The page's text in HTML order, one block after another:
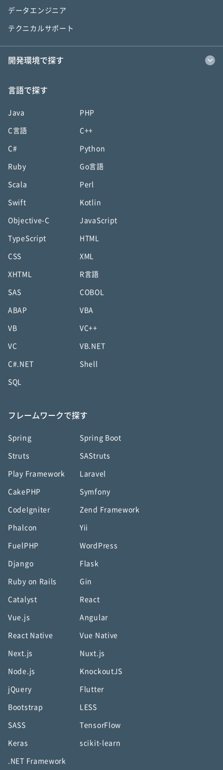
データエンジニア
テクニカルサポート
開発環境で探す
言語で探す
Java PHP
C言語 C++
C# Python
Ruby Go言語
Scala Perl
Swift Kotlin
Objective-C JavaScript
TypeScript HTML
CSS XML
XHTML R言語
SAS COBOL
ABAP VBA
VB VC++
VC VB.NET
C#.NET Shell
SQL
フレームワークで探す
Spring Spring Boot
Struts SAStruts
Play Framework Laravel
CakePHP Symfony
CodeIgniter Zend Framework
Phalcon Yii
FuelPHP WordPress
Django Flask
Ruby on Rails Gin
Catalyst React
Vue.js Angular
React Native Vue Native
Next.js Nuxt.js
Node.js KnockoutJS
jQuery Flutter
Bootstrap LESS
SASS TensorFlow
Keras scikit-learn
.NET Framework